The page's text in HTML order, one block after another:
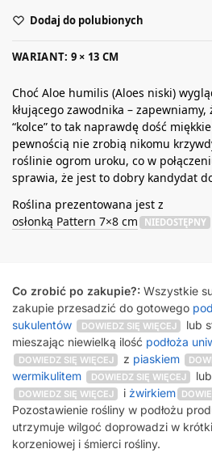
Dodaj do polubionych
WARIANT: 9 × 13 CM
Choć Aloe humilis (Aloes niski)
kłującego zawodnika – zapewniamy,
“kolce” to tak naprawdę dość
pewnością nie zrobią nikomu
roślinie ogrom uroku, co w
sprawia, że jest to dobry kandydat
Roślina prezentowana jest z
osłonką Pattern 7×8 cm
NIEDOSTĘPNY
Co zrobić po zakupie?: Wszystkie
zakupie przesadzić do gotowego
sukulentów
DOWIEDZ SIĘ WIĘCEJ
lub
mieszając niewielką ilość podłoża
DOWIEDZ SIĘ WIĘCEJ z piaskiem
wermikulitem
DOWIEDZ SIĘ WIĘCEJ lub
DOWIEDZ SIĘ WIĘCEJ i żwirkiem
Pozostawienie rośliny w podłożu
utrzymuje wilgoć doprowadzi w
korzeniowej i śmierci rośliny.